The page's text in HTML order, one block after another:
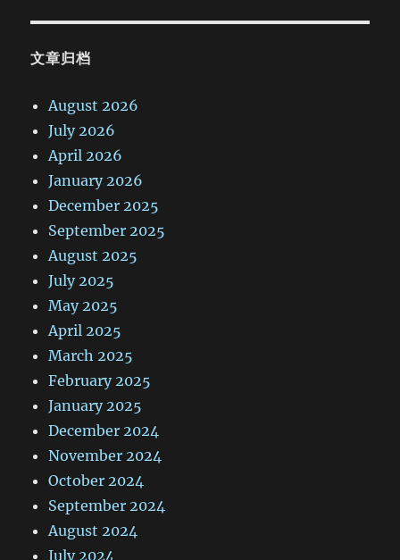
文章归档
August 2026
July 2026
April 2026
January 2026
December 2025
September 2025
August 2025
July 2025
May 2025
April 2025
March 2025
February 2025
January 2025
December 2024
November 2024
October 2024
September 2024
August 2024
July 2024